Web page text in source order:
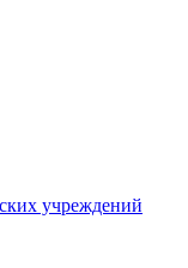
учреждений